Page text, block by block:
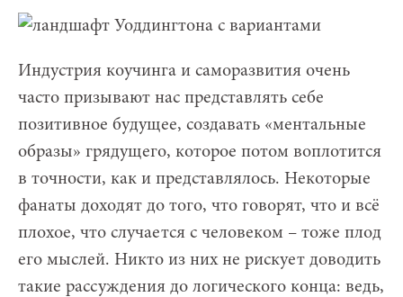
Индустрия коучинга и саморазвития очень
часто призывают нас представлять себе
позитивное будущее, создавать «ментальные
образы» грядущего, которое потом воплотится
в точности, как и представлялось. Некоторые
фанаты доходят до того, что говорят, что и всё
плохое, что случается с человеком – тоже плод
его мыслей. Никто из них не рискует доводить
такие рассуждения до логического конца: ведь,